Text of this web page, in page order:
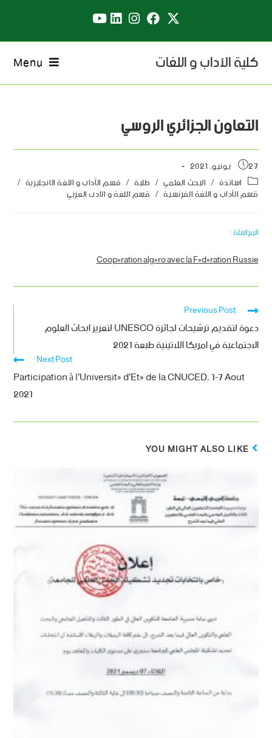
كلية الآداب و اللغات Menu
التعاون الجزائري الروسي
27 يونيو، 2021
اساتذة / البحث العلمي / طلبة / قسم الآداب و اللغة الانجليزية /
قسم الآداب و اللغة الفرنسية / قسم اللغة و الادب العربي
المراسلة :
Coopération algéro avec la Fédération Russie
Previous Post
دعوة لتقديم ترشيحات لجائزة UNESCO لتعزيز ابحاث العلوم
الاجتماعية في امريكا اللاتينية طبعة 2021
Next Post
Participation à l’Université d’Eté de la CNUCED, 1-7 Aout
2021
YOU MIGHT ALSO LIKE